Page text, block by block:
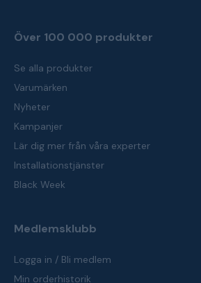
Över 100 000 produkter
Se alla produkter
Varumärken
Nyheter
Kampanjer
Lär dig mer från våra experter
Installationstjänster
Black Week
Medlemsklubb
Logga in / Bli medlem
Min orderhistorik